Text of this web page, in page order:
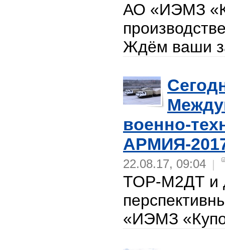
АО «ИЭМЗ
Ждём ваши
военно-
АРМИЯ-
22.08.17, 09:04 |
ТОР-М2ДТ и
«ИЭМЗ